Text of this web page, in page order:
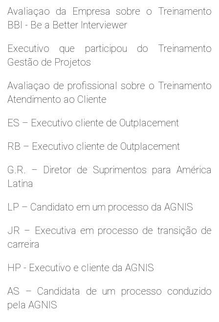
Avaliaçao da Empresa sobre o Treinamento
BBI - Be a Better Interviewer
Executivo que participou do Treinamento
Gestão de Projetos
Avaliaçao de profissional sobre o Treinamento
Atendimento ao Cliente
ES – Executivo cliente de Outplacement
RB – Executivo cliente de Outplacement
G.R. – Diretor de Suprimentos para América
Latina
LP – Candidato em um processo da AGNIS
JR – Executiva em processo de transição de
carreira
HP - Executivo e cliente da AGNIS
AS – Candidata de um processo conduzido
pela AGNIS